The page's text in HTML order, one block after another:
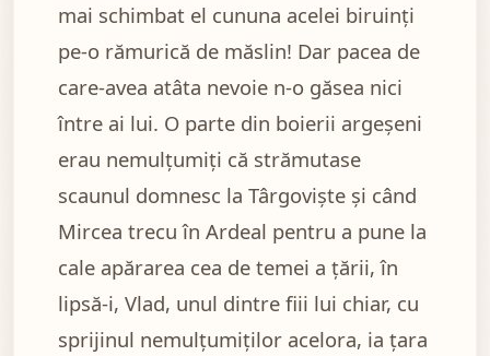
mai schimbat el cununa acelei biruinți
pe-o rămurică de măslin! Dar pacea de
care-avea atâta nevoie n-o găsea nici
între ai lui. O parte din boierii argeșeni
erau nemulțumiți că strămutase
scaunul domnesc la Târgoviște și când
Mircea trecu în Ardeal pentru a pune la
cale apărarea cea de temei a țării, în
lipsă-i, Vlad, unul dintre fiii lui chiar, cu
sprijinul nemulțumiților acelora, ia țara